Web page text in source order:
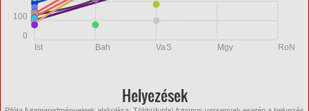
Ist Bah VaS Mgy RoN
0
100
Helyezések